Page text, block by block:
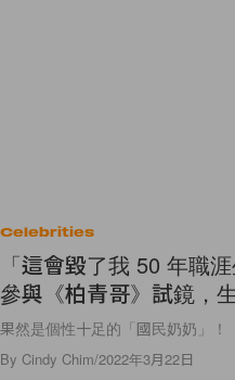
Celebrities
「這會毀了我 50 年職
參與《柏青哥》試鏡，
果然是個性十足的「國民奶奶」！
By Cindy Chim/2022年3月22日